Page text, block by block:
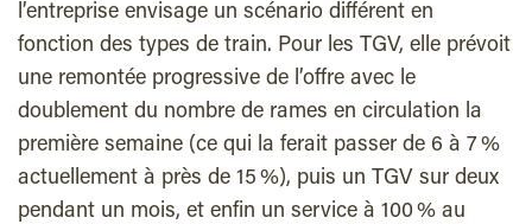
l’entreprise envisage un scénario différent en
fonction des types de train. Pour les TGV, elle prévoit
une remontée progressive de l’offre avec le
doublement du nombre de rames en circulation la
première semaine (ce qui la ferait passer de 6 à 7 %
actuellement à près de 15 %), puis un TGV sur deux
pendant un mois, et enfin un service à 100 % au